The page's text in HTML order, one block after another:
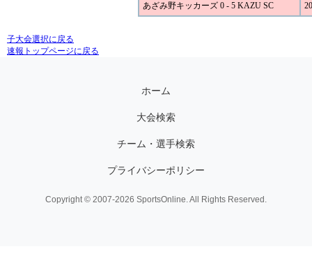
あざみ野キッカーズ 0 - 5 KAZU SC
子大会選択に戻る
速報トップページに戻る
ホーム
大会検索
チーム・選手検索
プライバシーポリシー
Copyright © 2007-2026 SportsOnline. All Rights Reserved.